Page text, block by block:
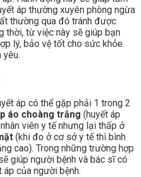
áp thường xuyên phòng ngừa
thường qua đó tránh được
thời, từ việc này sẽ giúp bạn
lý, bảo vệ tốt cho sức khỏe
yêu.
áp có thể gặp phải 1 trong 2
áo choàng trắng (huyết áp
viên y tế nhưng lại thấp ở
(khi đo ở cơ sở y tế thì bình
cao). Trong những trường hợp
giúp người bệnh và bác sĩ có
của người bệnh.